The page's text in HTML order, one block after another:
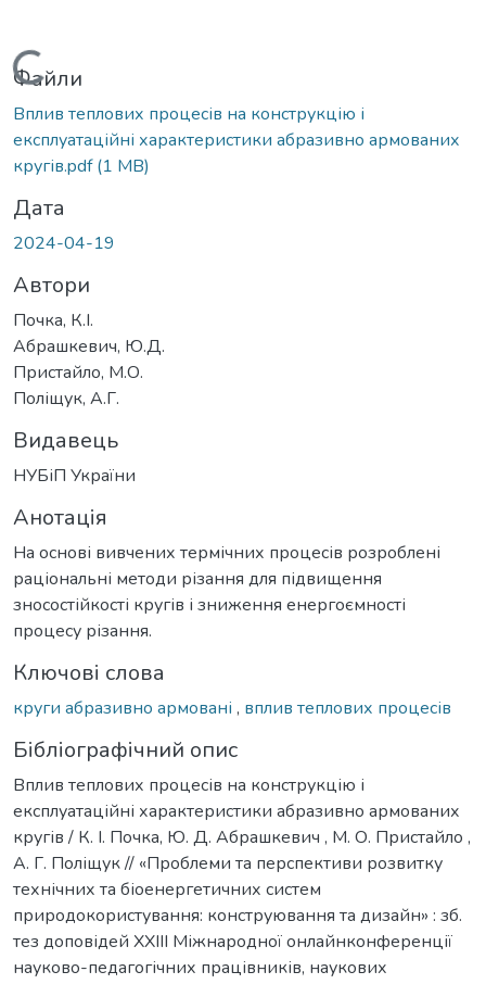
Вантажиться...
Файли
Вплив теплових процесів на конструкцію і
експлуатаційні характеристики абразивно армованих
кругів.pdf(1 MB)
Дата
2024-04-19
Автори
Почка, К.І.
Абрашкевич, Ю.Д.
Пристайло, М.О.
Поліщук, А.Г.
Видавець
НУБіП України
Анотація
На основі вивчених термічних процесів розроблені
раціональні методи різання для підвищення
зносостійкості кругів і зниження енергоємності
процесу різання.
Ключові слова
круги абразивно армовані , вплив теплових процесів
Бібліографічний опис
Вплив теплових процесів на конструкцію і
експлуатаційні характеристики абразивно армованих
кругів / К. І. Почка, Ю. Д. Абрашкевич , М. О. Пристайло ,
А. Г. Поліщук // «Проблеми та перспективи розвитку
технічних та біоенергетичних систем
природокористування: конструювання та дизайн» : зб.
тез доповідей ХXІІІ Міжнародної онлайнконференції
науково-педагогічних працівників, наукових